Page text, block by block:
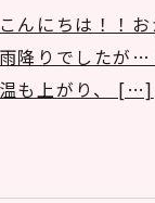
こんにちは！！
雨降りでしたが…
温も上がり、 […]